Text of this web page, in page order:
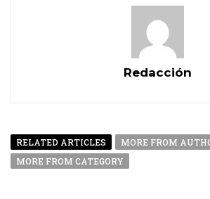
Redacción
RELATED ARTICLES
MORE FROM
MORE FROM CATEGORY